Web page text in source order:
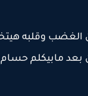
وقلبه
بعد مابيكلم حسام